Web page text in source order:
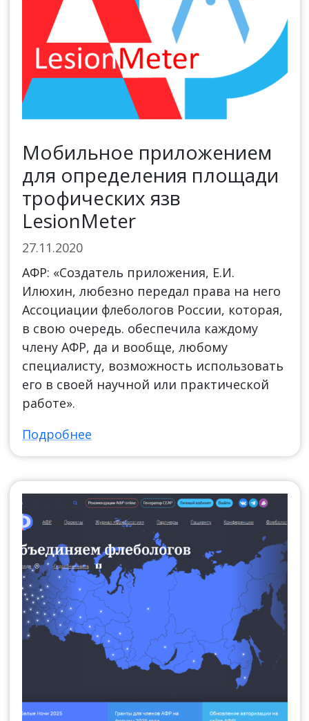
Мобильное приложением
для определения площади
трофических язв
LesionMeter
27.11.2020
АФР: «Создатель приложения, Е.И.
Илюхин, любезно передал права на него
Ассоциации флебологов России, которая,
в свою очередь. обеспечила каждому
члену АФР, да и вообще, любому
специалисту, возможность использовать
его в своей научной или практической
работе».
Подробнее